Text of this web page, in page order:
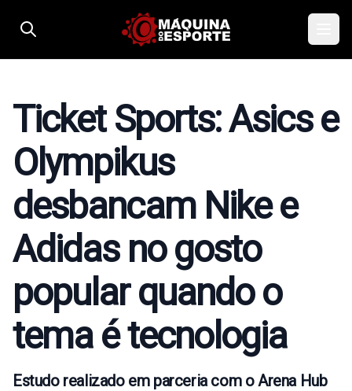
Ticket Sports: Asics e
Olympikus
desbancam Nike e
Adidas no gosto
popular quando o
tema é tecnologia
Estudo realizado em parceria com o Arena Hub